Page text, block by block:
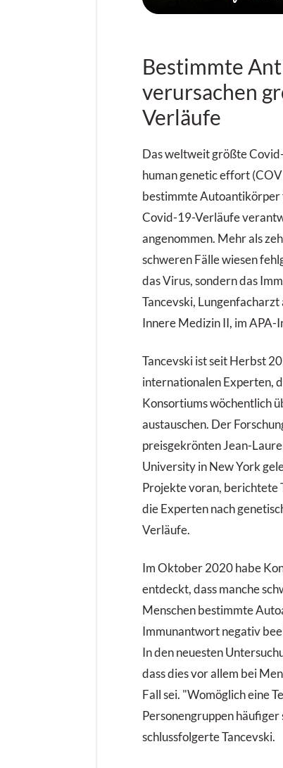
Bestimmte
verursachen
Verläufe
Das weltweit größte
human genetic effort
bestimmte
Covid-19-Verläufe
angenommen. Mehr als
schweren Fälle wiesen
das Virus, sondern das
Tancevski,
Innere Medizin II, im APA-
Tancevski ist seit Herbst
internationalen Experten,
Konsortiums wöchentlich
austauschen. Der
preisgekrönten Jean-
University in New York
Projekte voran, berichtete
die Experten nach
Verläufe.
Im Oktober 2020 habe
entdeckt, dass manche
Menschen bestimmte
Immunantwort negativ
In den neuesten
dass dies vor allem bei
Fall sei. "Womöglich eine
Personengruppen
schlussfolgerte Tancevski.